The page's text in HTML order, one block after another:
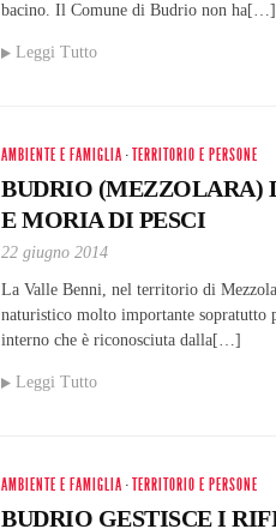
bacino. Il Comune di Budrio non ha[…]
Leggi Tutto
AMBIENTE E FAMIGLIA ·TERRITORIO E PERSONE
BUDRIO (MEZZOLARA)
E MORIA DI PESCI
22 giugno 2014
La Valle Benni, nel territorio di
naturistico molto importante sopratutto
interno che è riconosciuta dalla[…]
Leggi Tutto
AMBIENTE E FAMIGLIA ·TERRITORIO E PERSONE
BUDRIO GESTISCE I